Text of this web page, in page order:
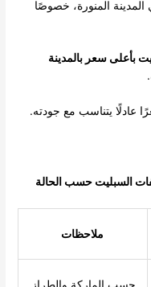
المدينة المنورة، خصوصًا
بأعلى سعر بالمدينة
عادلًا يتناسب مع جودته.
السبليت حسب الحالة
ملاحظات